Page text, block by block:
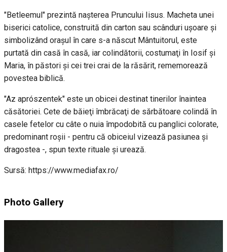
"Betleemul" prezintă naşterea Pruncului Iisus. Macheta unei
biserici catolice, construită din carton sau scânduri uşoare şi
simbolizând oraşul în care s-a născut Mântuitorul, este
purtată din casă în casă, iar colindătorii, costumaţi în Iosif şi
Maria, în păstori şi cei trei crai de la răsărit, rememorează
povestea biblică.
"Az aprószentek" este un obicei destinat tinerilor înaintea
căsătoriei. Cete de băieţi îmbrăcaţi de sărbătoare colindă în
casele fetelor cu câte o nuia împodobită cu panglici colorate,
predominant roşii - pentru că obiceiul vizează pasiunea şi
dragostea -, spun texte rituale şi urează.
Sursă: https://www.mediafax.ro/
Photo Gallery